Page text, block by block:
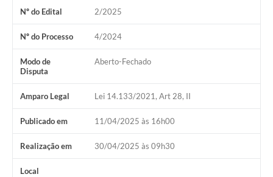
Nº do Edital 2/2025
Nº do Processo 4/2024
Modo de
Disputa
Aberto-Fechado
Amparo Legal Lei 14.133/2021, Art 28, II
Publicado em 11/04/2025 às 16h00
Realização em 30/04/2025 às 09h30
Local